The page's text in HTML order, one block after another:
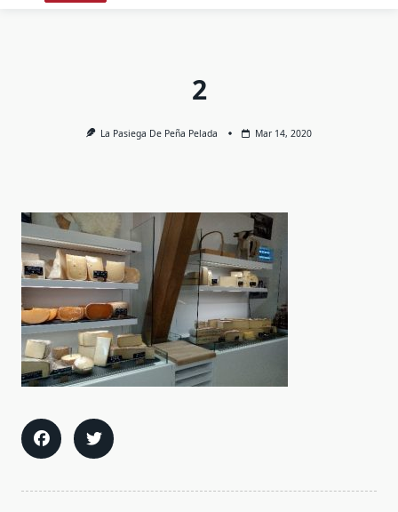
2
La Pasiega De Peña Pelada Mar 14, 2020